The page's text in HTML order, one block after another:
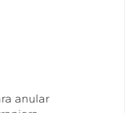
anular